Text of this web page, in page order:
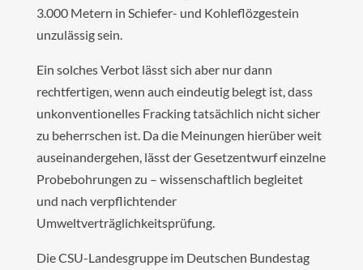
3.000 Metern in Schiefer- und Kohleflözgestein
unzulässig sein.
Ein solches Verbot lässt sich aber nur dann
rechtfertigen, wenn auch eindeutig belegt ist, dass
unkonventionelles Fracking tatsächlich nicht sicher
zu beherrschen ist. Da die Meinungen hierüber weit
auseinandergehen, lässt der Gesetzentwurf einzelne
Probebohrungen zu – wissenschaftlich begleitet
und nach verpflichtender
Umweltverträglichkeitsprüfung.
Die CSU-Landesgruppe im Deutschen Bundestag